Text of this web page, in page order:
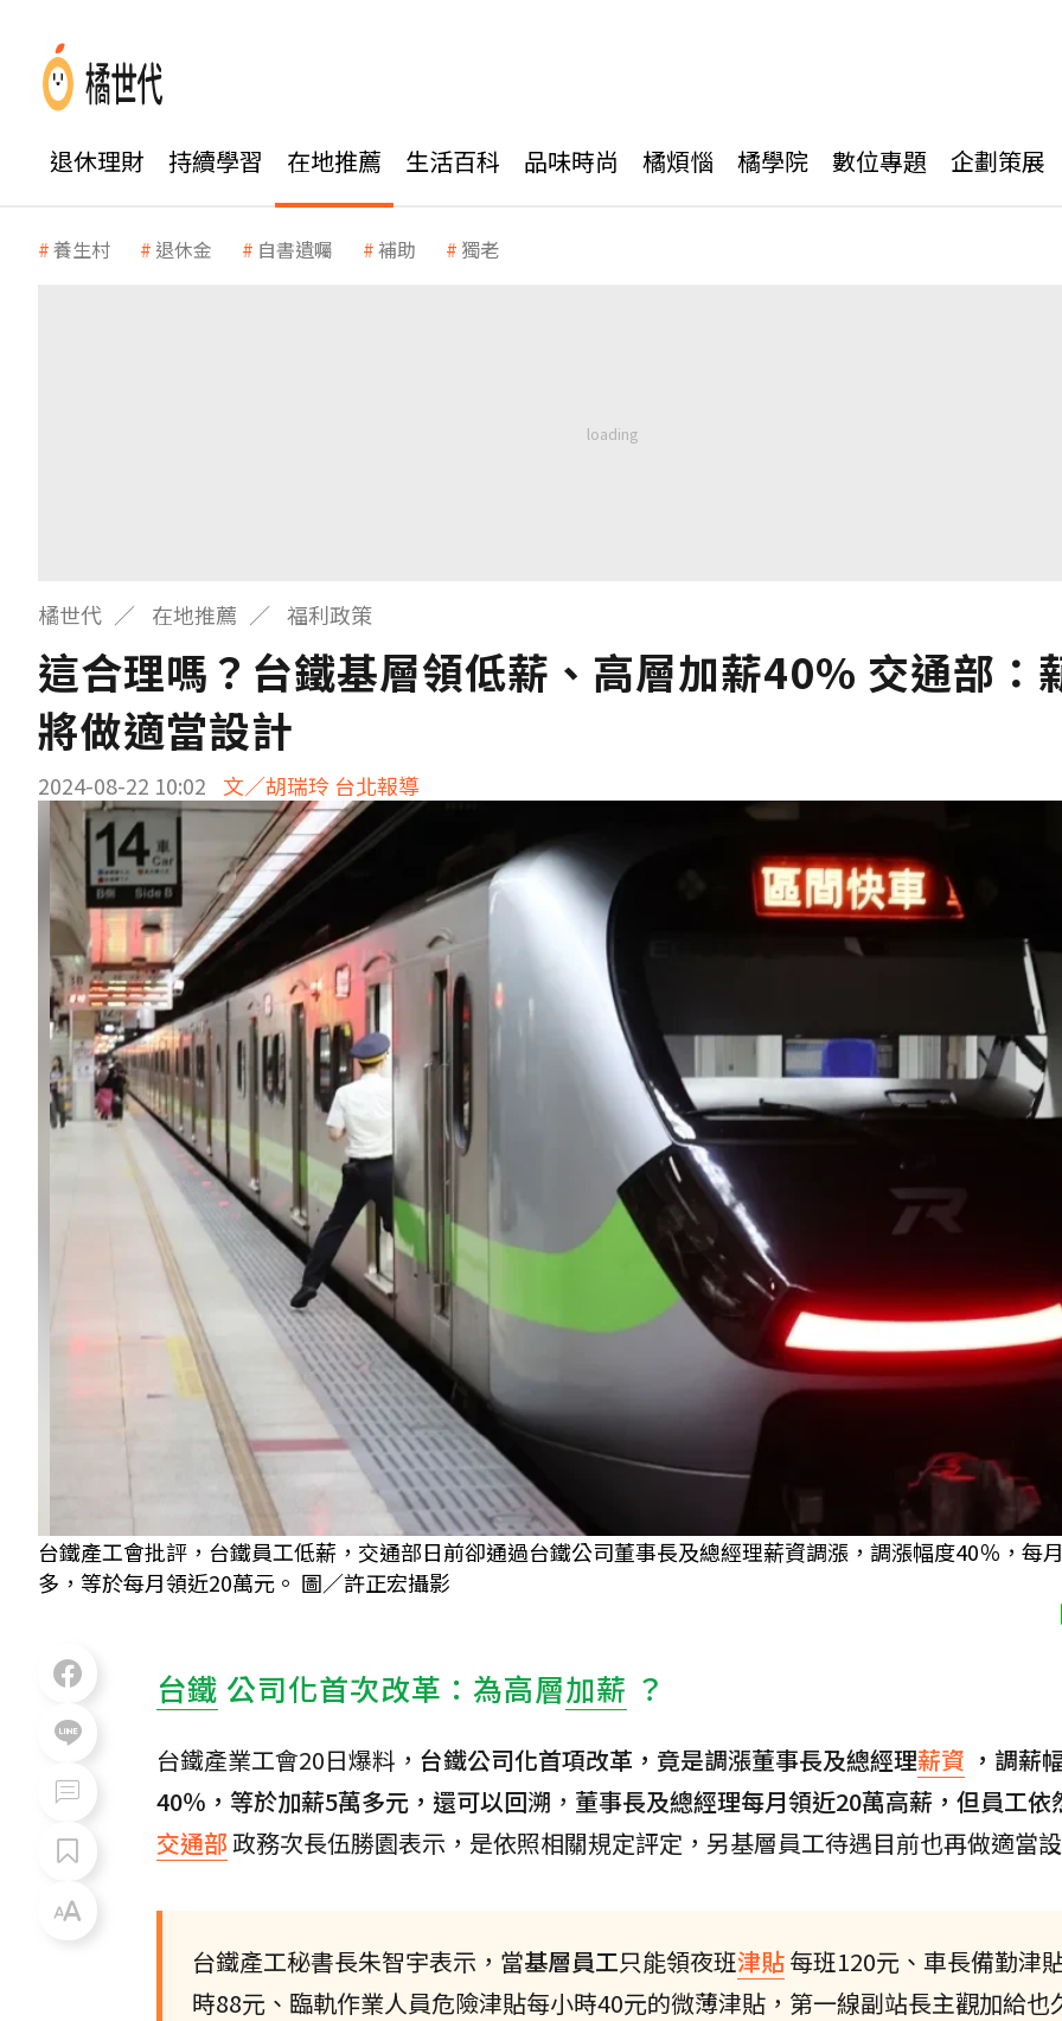
退休理財 持續學習 在地推薦 生活百科 品味時尚 橘煩惱 橘學院 數位專題 企劃策展
養生村 退休金 自書遺囑 補助 獨老
橘世代 在地推薦 福利政策
這合理嗎？台鐵基層領低薪、高層加薪40% 交通部：
將做適當設計
2024-08-22 10:02 文／胡瑞玲 台北報導
台鐵產工會批評，台鐵員工低薪，交通部日前卻通過台鐵公司董事長及總經理薪資調漲，調漲幅度40％，每
多，等於每月領近20萬元。 圖／許正宏攝影
台鐵 公司化首次改革：為高層加薪 ？
台鐵產業工會20日爆料， 台鐵公司化首項改革，竟是調漲董事長及總經理薪資 ，調薪
40％，等於加薪5萬多元，還可以回溯 ， 董事長及總經理每月領近20萬高薪，但員工依
交通部政務次長伍勝園表示，是依照相關規定評定，另基層員工待遇目前也再做適當
台鐵產工秘書長朱智宇表示，當基層員工只能領夜班津貼每班120元、車長備勤津
時88元、臨軌作業人員危險津貼每小時40元的微薄津貼，第一線副站長主觀加給也